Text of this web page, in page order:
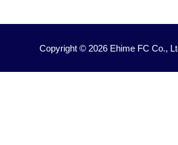
Copyright © 2026 Ehime FC Co.,